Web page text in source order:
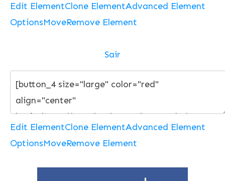
Edit ElementClone ElementAdvanced Element
OptionsMoveRemove Element
Sair
Edit ElementClone ElementAdvanced Element
OptionsMoveRemove Element